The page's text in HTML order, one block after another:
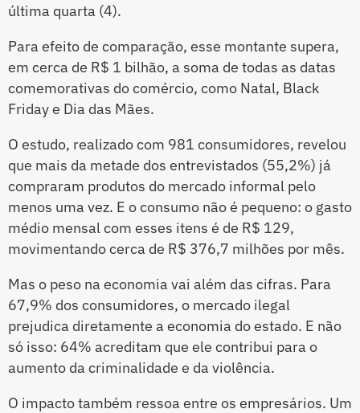
última quarta (4).
Para efeito de comparação, esse montante supera,
em cerca de R$ 1 bilhão, a soma de todas as datas
comemorativas do comércio, como Natal, Black
Friday e Dia das Mães.
O estudo, realizado com 981 consumidores, revelou
que mais da metade dos entrevistados (55,2%) já
compraram produtos do mercado informal pelo
menos uma vez. E o consumo não é pequeno: o gasto
médio mensal com esses itens é de R$ 129,
movimentando cerca de R$ 376,7 milhões por mês.
Mas o peso na economia vai além das cifras. Para
67,9% dos consumidores, o mercado ilegal
prejudica diretamente a economia do estado. E não
só isso: 64% acreditam que ele contribui para o
aumento da criminalidade e da violência.
O impacto também ressoa entre os empresários. Um